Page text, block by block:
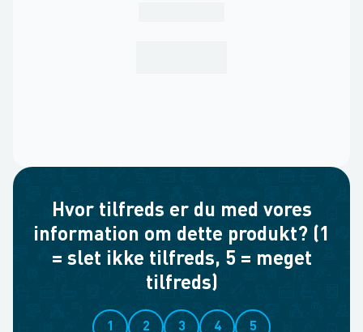
Hvor tilfreds er du med vores
information om dette produkt? (1
= slet ikke tilfreds, 5 = meget
tilfreds)
1 2 3 4 5